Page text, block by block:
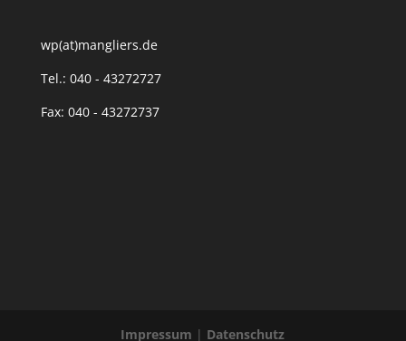
wp(at)mangliers.de
Tel.: 040 - 43272727
Fax: 040 - 43272737
Impressum | Datenschutz